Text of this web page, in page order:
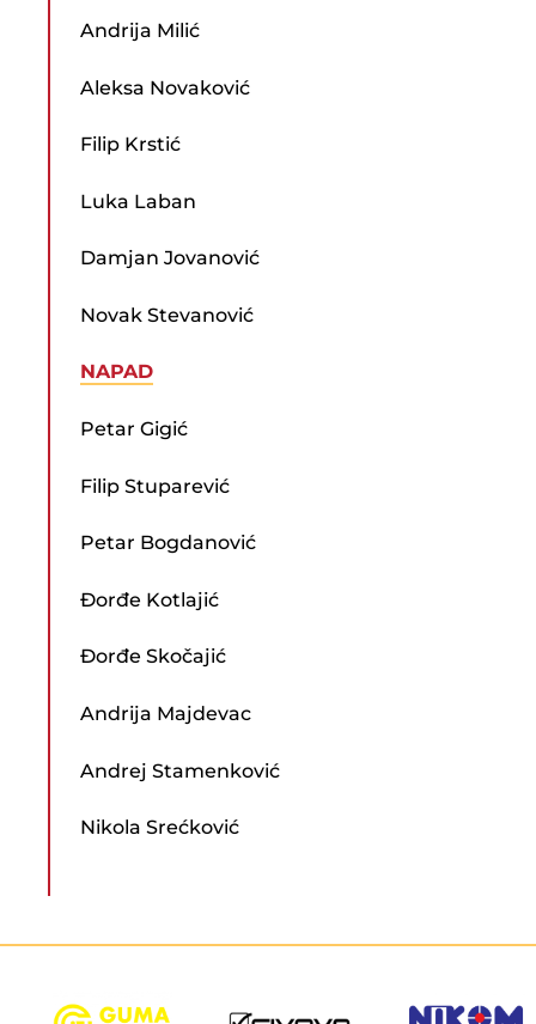
Andrija Milić
Aleksa Novaković
Filip Krstić
Luka Laban
Damjan Jovanović
Novak Stevanović
NAPAD
Petar Gigić
Filip Stuparević
Petar Bogdanović
Đorđe Kotlajić
Đorđe Skočajić
Andrija Majdevac
Andrej Stamenković
Nikola Srećković